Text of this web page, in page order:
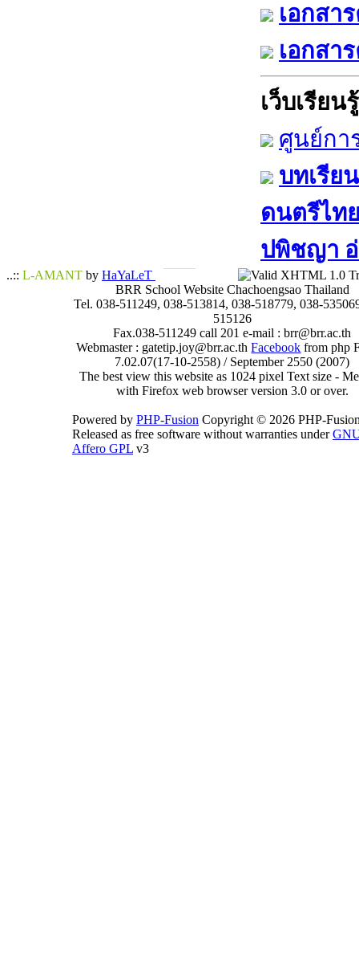
เอกสา
เอกสา
เว็บเรียนรู้
ศูนย์กา
บทเรีย
ดนตรีไท
ปพิชญา​ อ่
..:: L-AMANT by HaYaLeT
BRR School Website Chachoengsao Thailand
Tel. 038-511249, 038-513814, 038-518779, 038-
515126
Fax.038-511249 call 201 e-mail : brr@brr.ac.th
Webmaster : gatetip.joy@brr.ac.thFacebook from php
7.02.07(17-10-2558) / September 2550 (2007)
The best view this website as 1024 pixel Text size -
with Firefox web browser version 3.0 or over.
Powered by PHP-Fusion Copyright © 2026 PHP-
Released as free software without warranties under
Affero GPL v3